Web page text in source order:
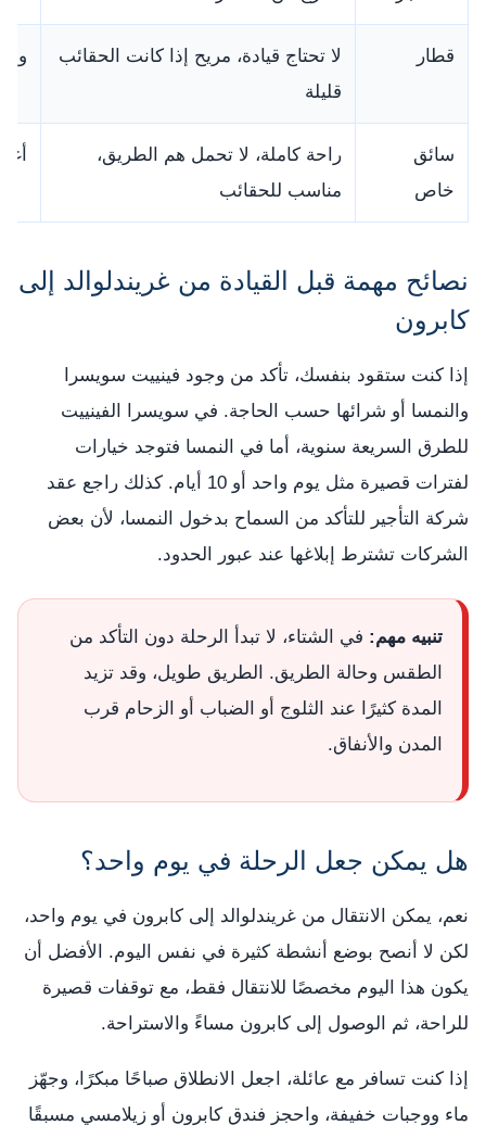
قطار
لا تحتاج قيادة، مريح إذا كانت الحقائب
قليلة
سائق
خاص
راحة كاملة، لا تحمل هم الطريق،
مناسب للحقائب
نصائح مهمة قبل القيادة من غريندلوالد إلى
كابرون
إذا كنت ستقود بنفسك، تأكد من وجود فينييت سويسرا
والنمسا أو شرائها حسب الحاجة. في سويسرا الفينييت
للطرق السريعة سنوية، أما في النمسا فتوجد خيارات
لفترات قصيرة مثل يوم واحد أو 10 أيام. كذلك راجع عقد
شركة التأجير للتأكد من السماح بدخول النمسا، لأن بعض
الشركات تشترط إبلاغها عند عبور الحدود.
تنبيه مهم: في الشتاء، لا تبدأ الرحلة دون التأكد من
الطقس وحالة الطريق. الطريق طويل، وقد تزيد
المدة كثيرًا عند الثلوج أو الضباب أو الزحام قرب
المدن والأنفاق.
هل يمكن جعل الرحلة في يوم واحد؟
نعم، يمكن الانتقال من غريندلوالد إلى كابرون في يوم واحد،
لكن لا أنصح بوضع أنشطة كثيرة في نفس اليوم. الأفضل أن
يكون هذا اليوم مخصصًا للانتقال فقط، مع توقفات قصيرة
للراحة، ثم الوصول إلى كابرون مساءً والاستراحة.
إذا كنت تسافر مع عائلة، اجعل الانطلاق صباحًا مبكرًا، وجهّز
ماء ووجبات خفيفة، واحجز فندق كابرون أو زيلامسي مسبقًا